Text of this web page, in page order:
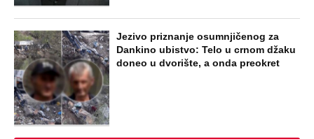
Jezivo priznanje osumnjičenog za
Dankino ubistvo: Telo u crnom džaku
doneo u dvorište, a onda preokret